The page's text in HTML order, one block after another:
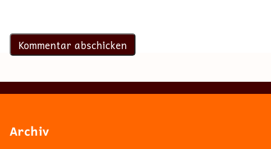
Archiv